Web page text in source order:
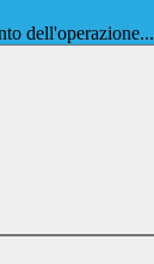
dell'operazione...